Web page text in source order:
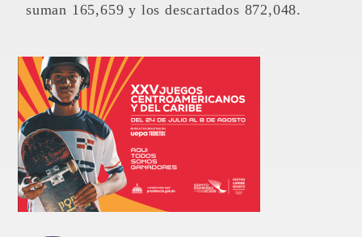
suman 165,659 y los descartados 872,048.